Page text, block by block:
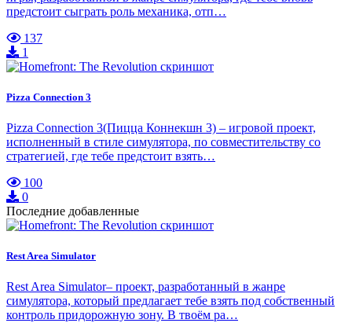
предстоит сыграть роль механика, отп…
137
1
Pizza Connection 3
Pizza Connection 3(Пицца Коннекшн 3) – игровой проект,
исполненный в стиле симулятора, по совместительству со
стратегией, где тебе предстоит взять…
100
0
Последние добавленные
Rest Area Simulator
Rest Area Simulator– проект, разработанный в жанре
симулятора, который предлагает тебе взять под собственный
контроль придорожную зону. В твоём ра…